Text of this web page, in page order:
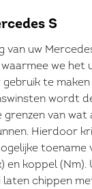
S
van uw
we het
te
wordt
grenzen van
Hierdoor
toename
en koppel (Nm).
laten chippen